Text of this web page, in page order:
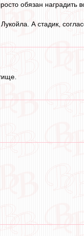
обязан наградить
А стадик,